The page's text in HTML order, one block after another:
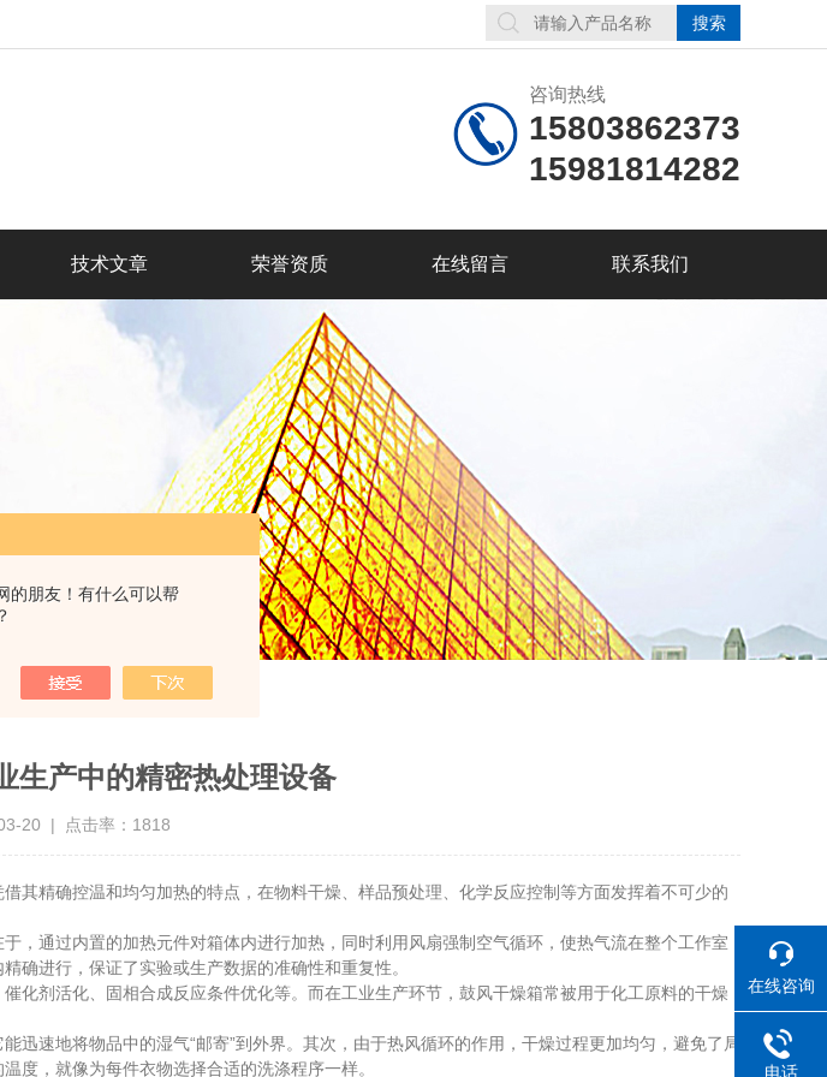
的朋友！有什么可以帮
咨询热线
15803862373
15981814282
技术文章 荣誉资质 在线留言 联系我们
生产中的精密热处理设备
20 | 点击率：1818
精确控温和均匀加热的特点，在物料干燥、样品预处理、化学反应控制等方面发挥着不可少的
，通过内置的加热元件对箱体内进行加热，同时利用风扇强制空气循环，使热气流在整个工作室
确进行，保证了实验或生产数据的准确性和重复性。
剂活化、固相合成反应条件优化等。而在工业生产环节，鼓风干燥箱常被用于化工原料的干燥
地将物品中的湿气“邮寄”到外界。其次，由于热风循环的作用，干燥过程更加均匀，避免了局
度，就像为每件衣物选择合适的洗涤程序一样。
在线咨询
电话